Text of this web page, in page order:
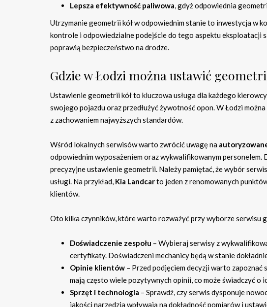
Lepsza efektywność paliwowa, gdyż odpowiednia
Utrzymanie geometrii kół w odpowiednim stanie to inwestycja w
kontrole i odpowiedzialne podejście do tego aspektu eksploatacji
poprawią bezpieczeństwo na drodze.
Gdzie w Łodzi można ustawić
Ustawienie geometrii kół to kluczowa usługa dla każdego
swojego pojazdu oraz przedłużyć żywotność opon. W Łodzi
z zachowaniem najwyższych standardów.
Wśród lokalnych serwisów warto zwrócić uwagę na
odpowiednim wyposażeniem oraz wykwalifikowanym
precyzyjne ustawienie geometrii. Należy pamiętać, że wybór
usługi. Na przykład, Kia Landcarto jeden z renomowanych
klientów.
Oto kilka czynników, które warto rozważyć przy wyborze serwisu
Doświadczenie zespołu – Wybieraj serwisy z
certyfikaty. Doświadczeni mechanicy będą w stanie
Opinie klientów – Przed podjęciem decyzji warto
mają często wiele pozytywnych opinii, co może świadczyć o
Sprzęt i technologia – Sprawdź, czy serwis dysponuje
jakości narzędzia wpływają na dokładność pomiarów i